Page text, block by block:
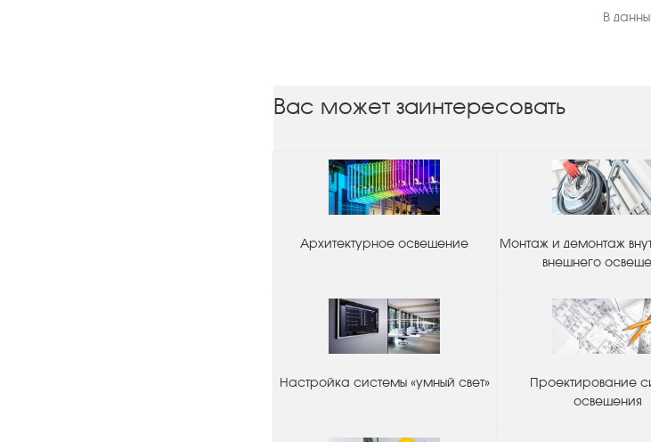
В
Вас может заинтересовать
Архитектурное освещение
Монтаж и демонтаж
внешнего
Настройка системы «умный свет»
Проектирование
освещения